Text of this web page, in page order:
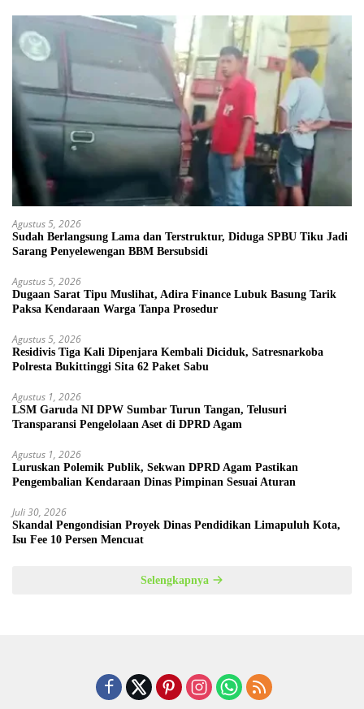
Agustus 5, 2026
Sudah Berlangsung Lama dan Terstruktur, Diduga SPBU Tiku Jadi
Sarang Penyelewengan BBM Bersubsidi
Agustus 5, 2026
Dugaan Sarat Tipu Muslihat, Adira Finance Lubuk Basung Tarik
Paksa Kendaraan Warga Tanpa Prosedur
Agustus 5, 2026
Residivis Tiga Kali Dipenjara Kembali Diciduk, Satresnarkoba
Polresta Bukittinggi Sita 62 Paket Sabu
Agustus 1, 2026
LSM Garuda NI DPW Sumbar Turun Tangan, Telusuri
Transparansi Pengelolaan Aset di DPRD Agam
Agustus 1, 2026
Luruskan Polemik Publik, Sekwan DPRD Agam Pastikan
Pengembalian Kendaraan Dinas Pimpinan Sesuai Aturan
Juli 30, 2026
Skandal Pengondisian Proyek Dinas Pendidikan Limapuluh Kota,
Isu Fee 10 Persen Mencuat
Selengkapnya